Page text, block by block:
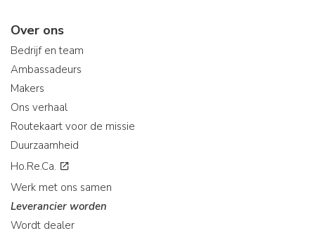
Over ons
Bedrijf en team
Ambassadeurs
Makers
Ons verhaal
Routekaart voor de missie
Duurzaamheid
Ho.Re.Ca.
Werk met ons samen
Leverancier worden
Wordt dealer